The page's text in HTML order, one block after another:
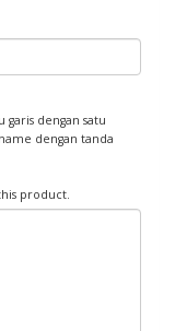
garis dengan satu
dengan tanda
product.